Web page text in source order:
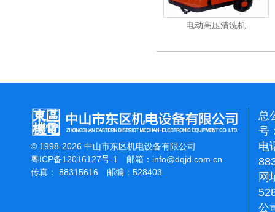
吸尘机
© 1998-2026 中山市东区机电设备有限公司
粤ICP备12016127号-1
邮箱： info@dqjd.com.cn
传真： 88315616 邮编：528403
总
号
电
网
公